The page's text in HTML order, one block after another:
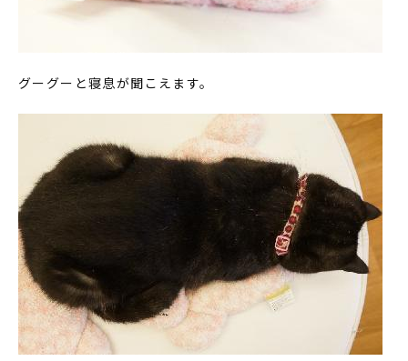
グーグーと寝息が聞こえます。